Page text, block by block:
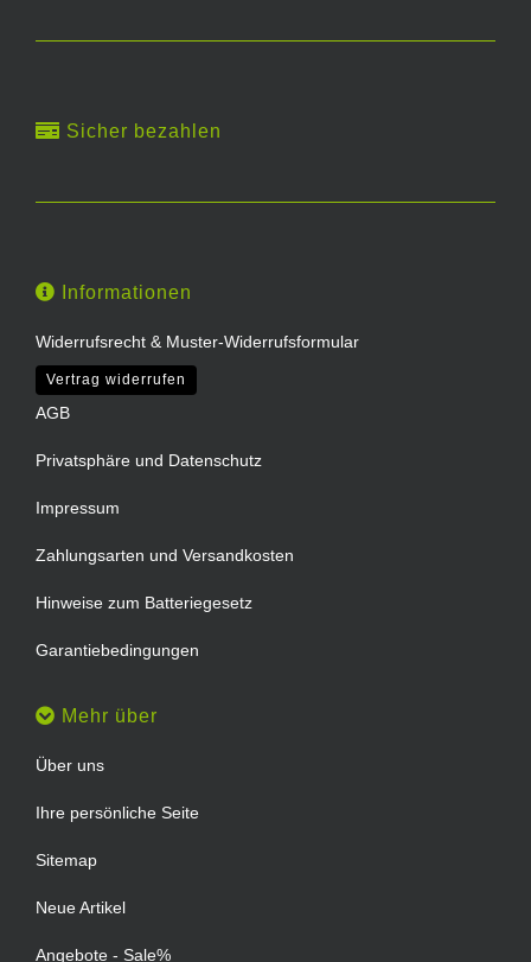
Sicher bezahlen
Informationen
Widerrufsrecht & Muster-Widerrufsformular
Vertrag widerrufen
AGB
Privatsphäre und Datenschutz
Impressum
Zahlungsarten und Versandkosten
Hinweise zum Batteriegesetz
Garantiebedingungen
Mehr über
Über uns
Ihre persönliche Seite
Sitemap
Neue Artikel
Angebote - Sale%